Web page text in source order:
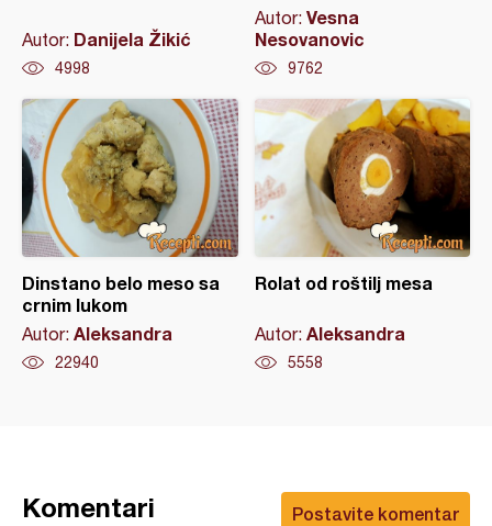
Autor: Danijela Žikić
4998
Autor: Vesna
Nesovanovic
9762
Dinstano belo meso sa
crnim lukom
Autor: Aleksandra
22940
Rolat od roštilj mesa
Autor: Aleksandra
5558
Postavite komentar
Komentari